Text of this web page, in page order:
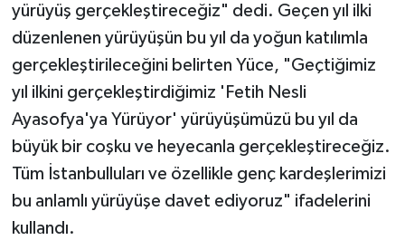
yürüyüş gerçekleştireceğiz" dedi. Geçen yıl ilki
düzenlenen yürüyüşün bu yıl da yoğun katılımla
gerçekleştirileceğini belirten Yüce, "Geçtiğimiz
yıl ilkini gerçekleştirdiğimiz 'Fetih Nesli
Ayasofya'ya Yürüyor' yürüyüşümüzü bu yıl da
büyük bir coşku ve heyecanla gerçekleştireceğiz.
Tüm İstanbulluları ve özellikle genç kardeşlerimizi
bu anlamlı yürüyüşe davet ediyoruz" ifadelerini
kullandı.